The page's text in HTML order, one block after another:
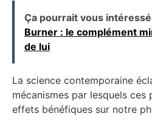
Ça pourrait vous
Burner : le complément
de lui
La science contemporaine
mécanismes par lesquels ces
effets bénéfiques sur notre